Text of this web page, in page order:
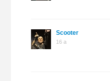
Scooter
16 a